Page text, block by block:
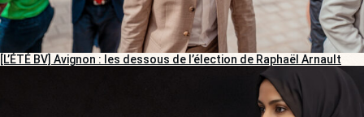
[L’ÉTÉ BV] Avignon : les dessous de l’élection de Raphaël Arnault